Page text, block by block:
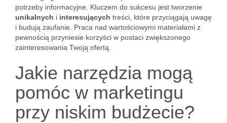
potrzeby informacyjne. Kluczem do sukcesu jest tworzenie
unikalnych i interesujących treści, które przyciągają uwagę
i budują zaufanie. Praca nad wartościowymi materiałami z
pewnością przyniesie korzyści w postaci zwiększonego
zainteresowania Twoją ofertą.
Jakie narzędzia mogą
pomóc w marketingu
przy niskim budżecie?